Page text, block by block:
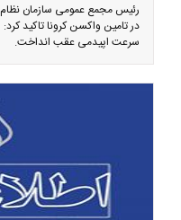
رئیس مجمع عمومی سازمان نظام
در تامین واکسن کرونا تاکید کرد:
سرعت اپیدمی عقب انداخت.